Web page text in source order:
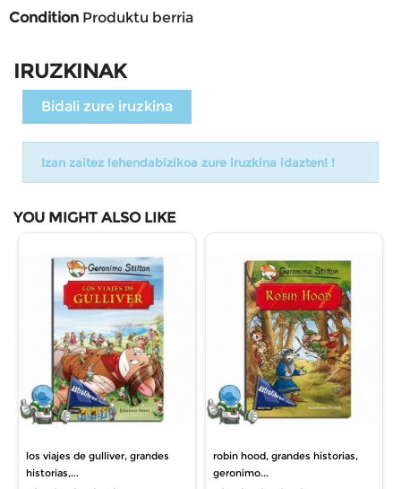
Condition Produktu berria
IRUZKINAK
Bidali zure iruzkina
Izan zaitez lehendabizikoa zure iruzkina idazten! !
YOU MIGHT ALSO LIKE
los viajes de gulliver, grandes
historias,...
robin hood, grandes historias,
geronimo...